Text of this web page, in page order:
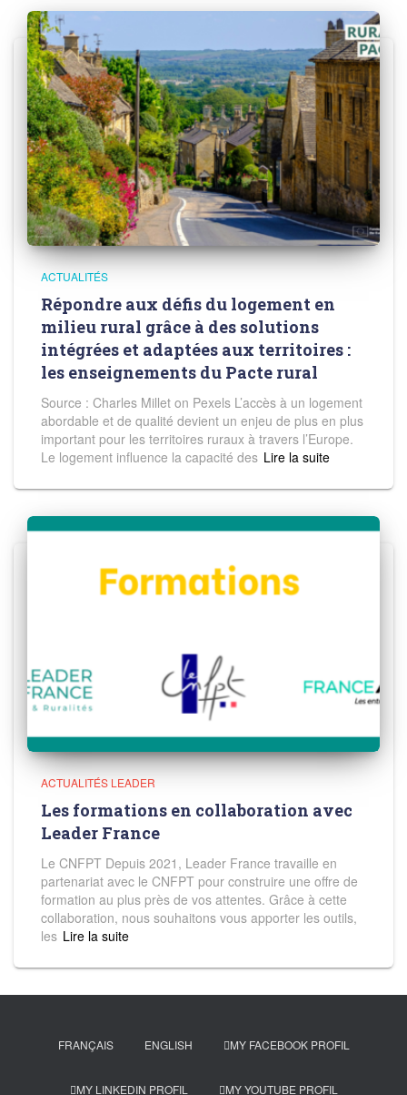
ACTUALITÉS
Répondre aux défis du logement en
milieu rural grâce à des solutions
intégrées et adaptées aux territoires :
les enseignements du Pacte rural
Source : Charles Millet on Pexels L’accès à un logement
abordable et de qualité devient un enjeu de plus en plus
important pour les territoires ruraux à travers l’Europe.
Le logement influence la capacité des Read more
ACTUALITÉS LEADER
Les formations en collaboration avec
Leader France
Le CNFPT Depuis 2021, Leader France travaille en
partenariat avec le CNFPT pour construire une offre de
formation au plus près de vos attentes. Grâce à cette
collaboration, nous souhaitons vous apporter les outils,
les Read more
FRANÇAIS ENGLISH MY FACEBOOK PROFIL
MY LINKEDIN PROFIL MY YOUTUBE PROFIL